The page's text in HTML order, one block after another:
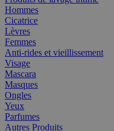
Hommes
Cicatrice
Lèvres
Femmes
Anti-rides et vieillissement
Visage
Mascara
Masques
Ongles
Yeux
Parfumes
Autres Produits